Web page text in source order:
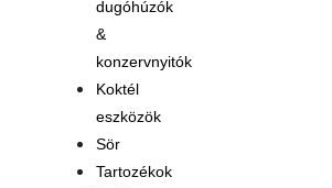
dugóhúzók
&
konzervnyitók
Koktél
eszközök
Sör
Tartozékok